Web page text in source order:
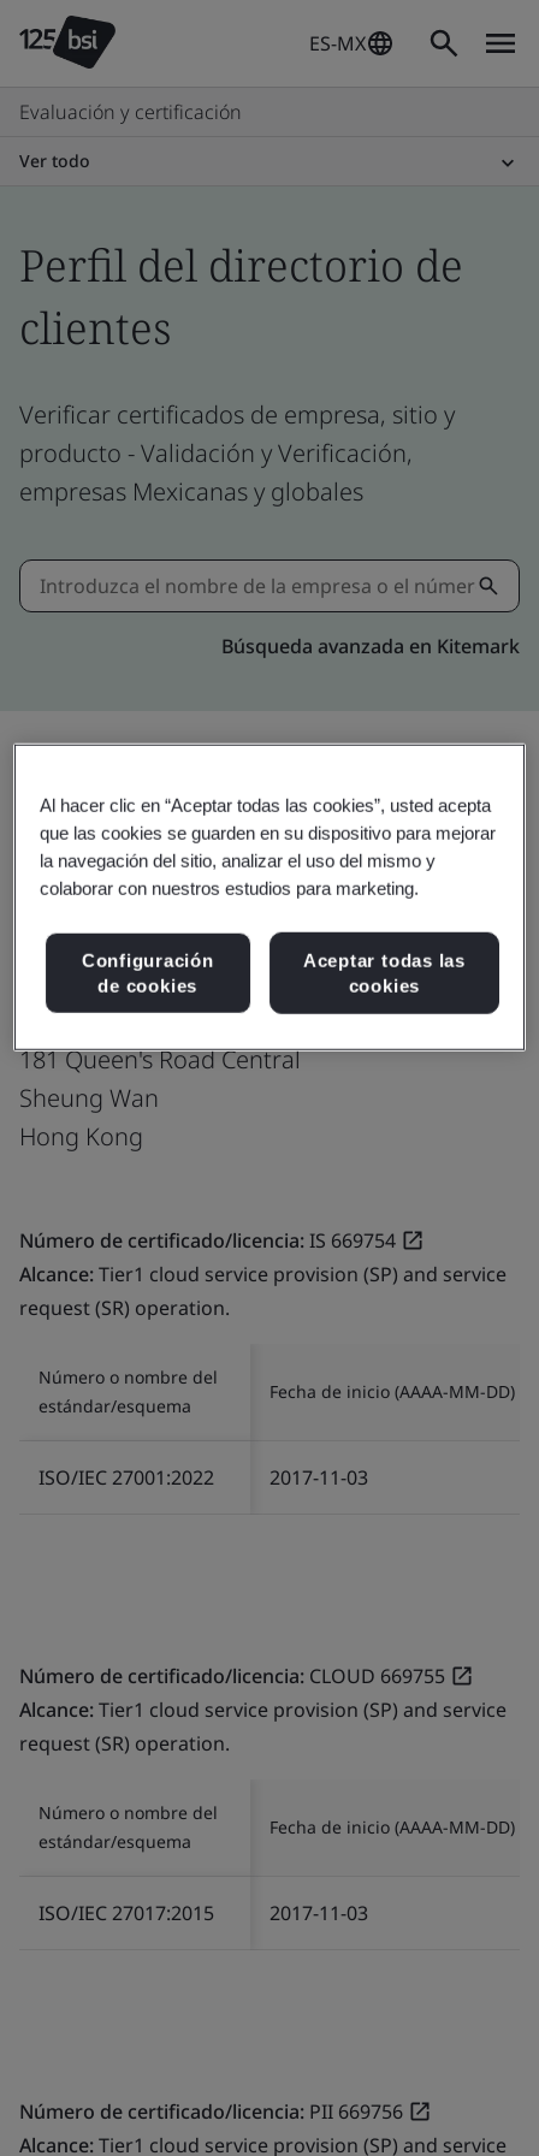
ES-MX
Evaluación y certificación
Ver todo
Perfil del directorio de
clientes
Verificar certificados de empresa, sitio y
producto - Validación y Verificación,
empresas Mexicanas y globales
Búsqueda avanzada en Kitemark
Compartir: Actualizar
Hong Kong Telecommunications (HKT) Ltd.
Data Center
Victoria Exchange
4/F, Grand Millennium Plaza
181 Queen's Road Central
Sheung Wan
Hong Kong
Número de certificado/licencia:IS 669754
Alcance:Tier1 cloud service provision (SP) and service
request (SR) operation.
Número o nombre del
estándar/esquema
Fecha de inicio (AAAA-MM-DD)
ISO/IEC 27001:2022 2017-11-03
Número de certificado/licencia: CLOUD 669755
Alcance:Tier1 cloud service provision (SP) and service
request (SR) operation.
Número o nombre del
estándar/esquema
Fecha de inicio (AAAA-MM-DD)
ISO/IEC 27017:2015 2017-11-03
Número de certificado/licencia: PII 669756
Alcance:Tier1 cloud service provision (SP) and service
Al hacer clic en “Aceptar todas las cookies”, usted acepta
que las cookies se guarden en su dispositivo para mejorar
la navegación del sitio, analizar el uso del mismo y
colaborar con nuestros estudios para marketing.
Configuración
de cookies
Aceptar todas las
cookies